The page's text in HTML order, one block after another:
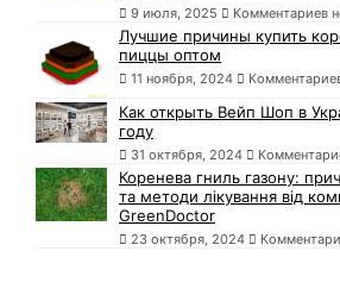
9 июля, 2025 Комментариев
Лучшие причины купить
пиццы оптом
11 ноября, 2024
Как открыть Вейп Шоп в
году
31 октября, 2024
Коренева гниль газону:
та методи лікування від
GreenDoctor
23 октября, 2024